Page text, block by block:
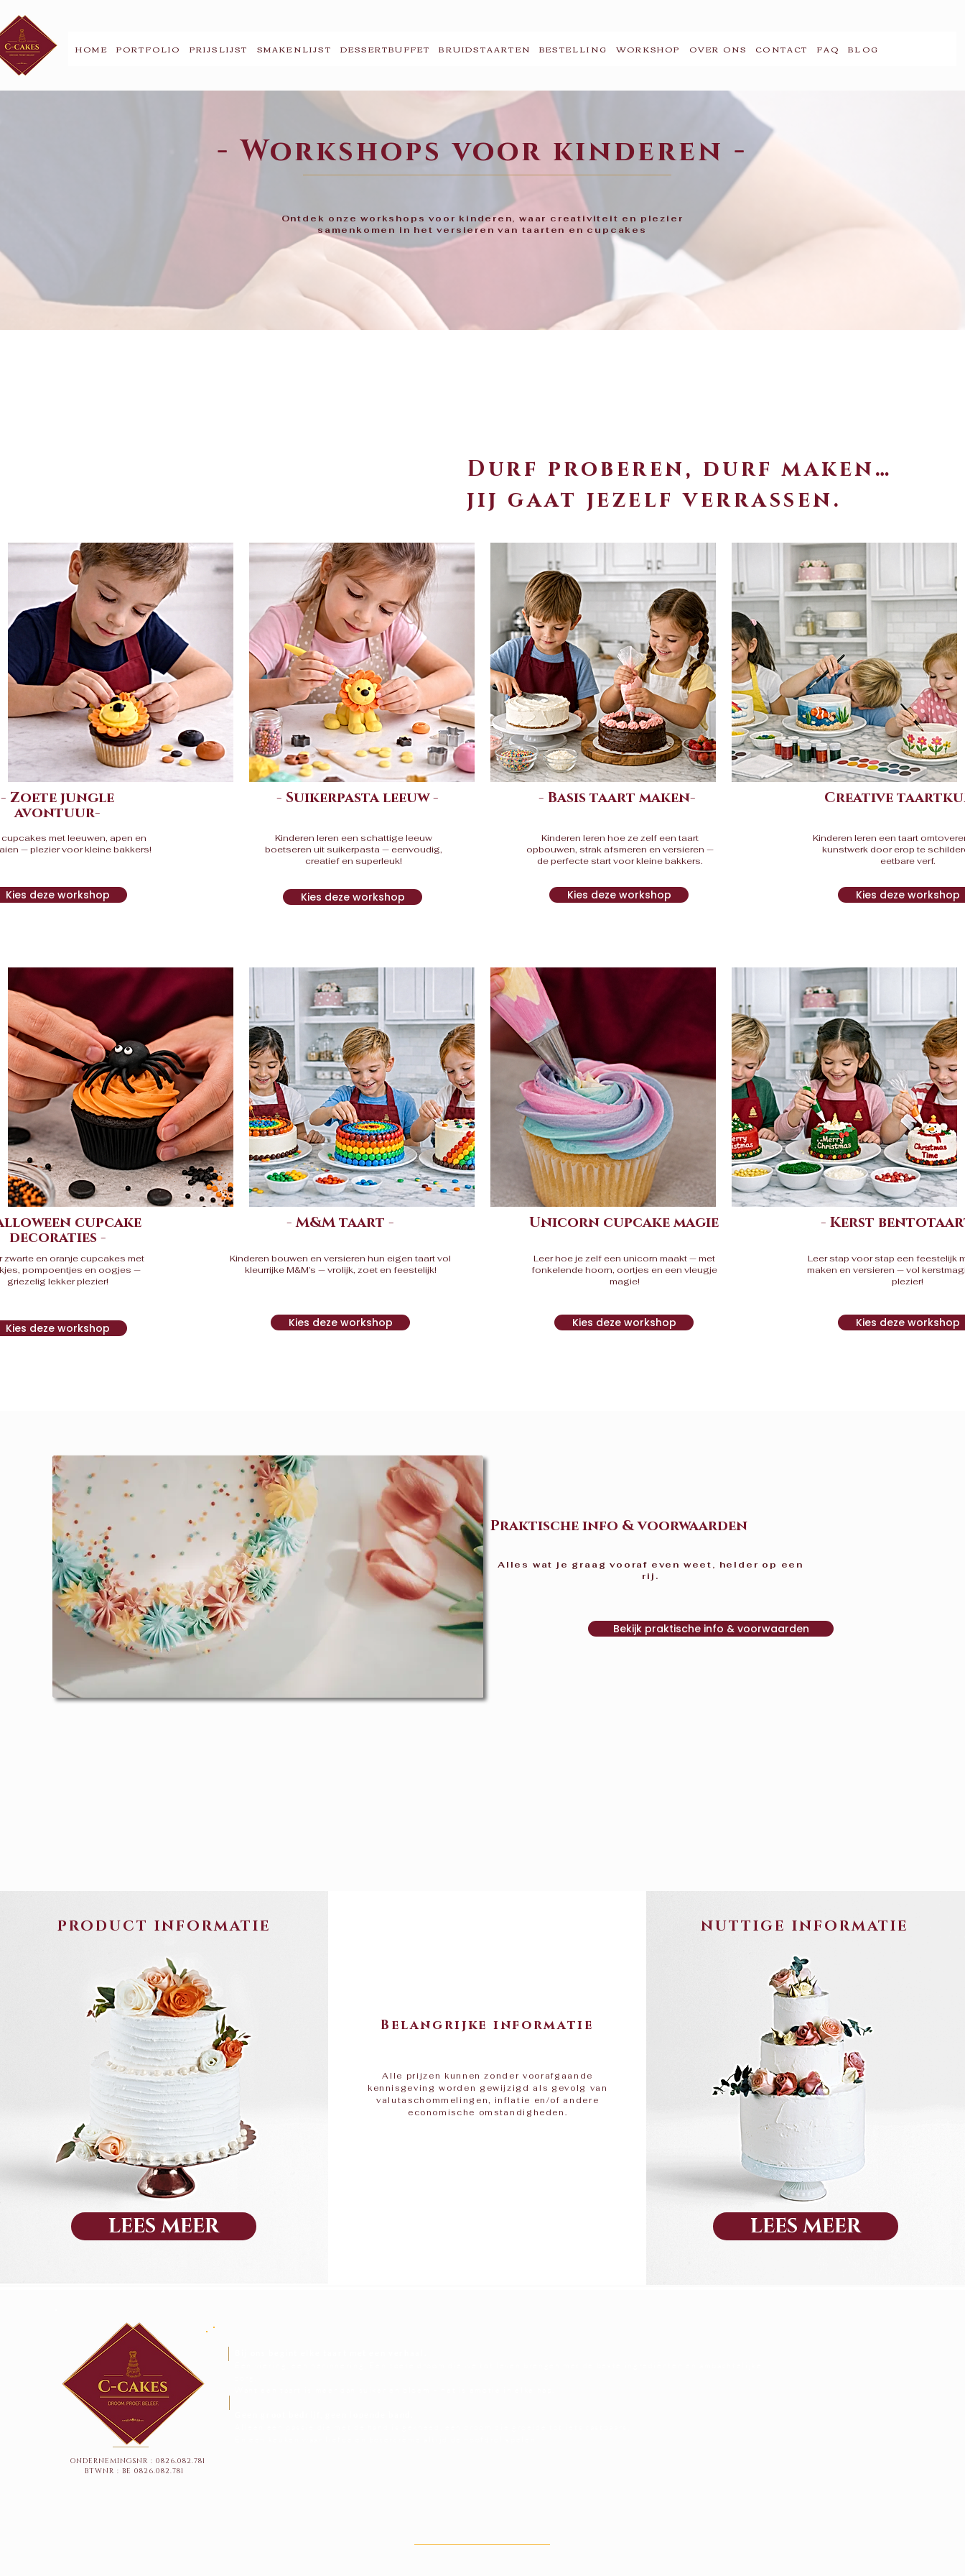
HOME PORTFOLIO PRIJSLIJST SMAKENLIJST DESSERTBUFFET BRUIDSTAARTEN BESTELLING WORKSHOP OVER ONS CONTACT FAQ BLOG
- Workshops voor kinderen -
Ontdek onze workshops voor kinderen, waar creativiteit en plezier
samenkomen in het versieren van taarten en cupcakes
Durf proberen, durf maken…
jij gaat jezelf verrassen.
- Zoete jungle
avontuur-
cupcakes met leeuwen, apen en
— plezier voor kleine bakkers!
Kies deze workshop
- Suikerpasta leeuw -
Kinderen leren een schattige leeuw
boetseren uit suikerpasta — eenvoudig,
creatief en superleuk!
Kies deze workshop
- Basis taart maken-
Kinderen leren hoe ze zelf een taart
opbouwen, strak afsmeren en versieren —
de perfecte start voor kleine bakkers.
Kies deze workshop
Creative
Kinderen leren een taart
kunstwerk door erop te
eetbare verf.
Kies deze workshop
cupcake
decoraties -
zwarte en oranje cupcakes met
pompoentjes en oogjes —
griezelig lekker plezier!
Kies deze workshop
- M&M taart -
Kinderen bouwen en versieren hun eigen taart vol
kleurrijke M&M’s — vrolijk, zoet en feestelijk!
Kies deze workshop
Unicorn cupcake magie
Leer hoe je zelf een unicorn maakt — met
fonkelende hoorn, oortjes en een vleugje
magie!
Kies deze workshop
- Kerst
Leer stap voor stap een feestelijk
maken en versieren — vol
plezier!
Kies deze workshop
Praktische info & voorwaarden
Alles wat je graag vooraf even weet, helder op een
rij.
Bekijk praktische info & voorwaarden
PRODUCT INFORMATIE
LEES MEER
Belangrijke informatie
Alle prijzen kunnen zonder voorafgaande
kennisgeving worden gewijzigd als gevolg van
valutaschommelingen, inflatie en/of andere
economische omstandigheden.​
NUTTIGE INFORMATIE
LEES MEER
ONDERNEMINGSNR : 0826.082.781
BTWNR : BE 0826.082.781